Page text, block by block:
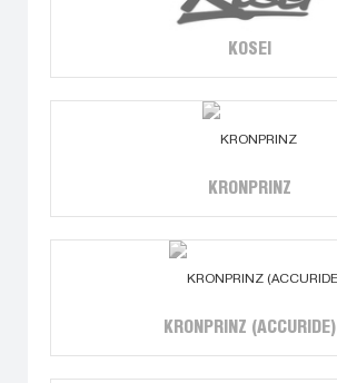
KOSEI
KRONPRINZ
KRONPRINZ (ACCURIDE)